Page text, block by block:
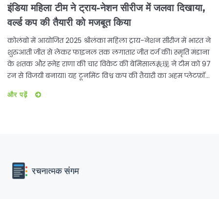
इंडिया महिला टीम ने ट्राय-नेशन सीरीज में जलवा दिखाया,
वर्ल्ड कप की तैयारी को मजबूत किया
कोलंबो में आयोजित 2025 श्रीलंका महिला ट्राय-नेशन सीरीज में भारत ने
शुरुआती जीत से लेकर फाइनल तक लगातार जीत दर्ज की। स्मृति मंडाना
के शतक और स्नेह राणा की चार विकेट की बेमिसाल表现 ने टीम को 97
रन से विजयी बनाया। यह टूर्नामेंट विश्व कप की तैयारी का अहम प्लेटफ़ॉर्म
और पढ़ें